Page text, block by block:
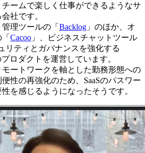
ームで楽しく仕事ができるようなサ
社です。
理ツールの「 Backlog 」のほか、オ
Cacoo 」、ビジネスチャットツール
リティとガバナンスを強化する
プロダクトを運営しています。
ートワークを軸とした勤務形態への
性の再強化のため、SaaSのパスワー
を感じるようになったそうです。